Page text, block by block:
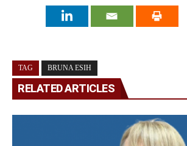
TAG BRUNA ESIH
RELATED ARTICLES